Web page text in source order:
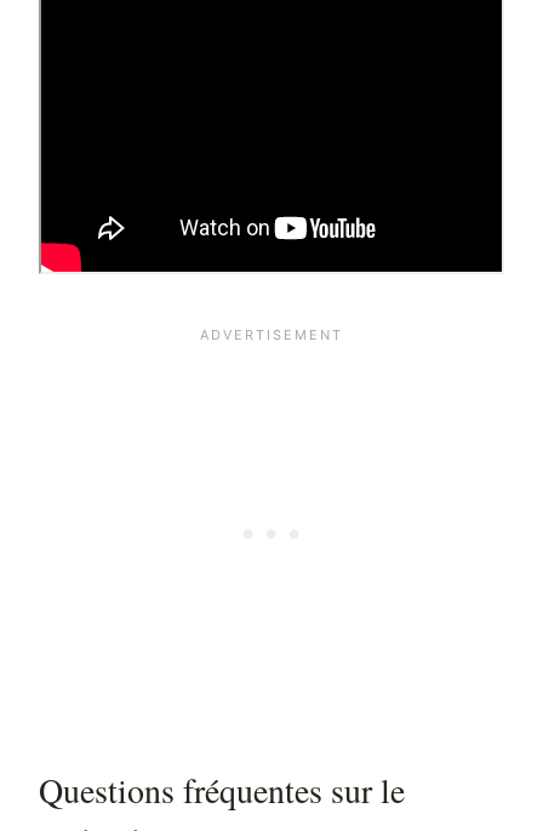
Questions fréquentes sur le